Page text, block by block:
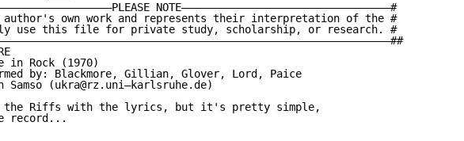
NOTE—————————————————————————————————#
own work and represents their interpretation of the #
use this file for private study, scholarship, or research. #
in Rock (1970)
by: Blackmore, Gillian, Glover, Lord, Paice
Samso (ukra@rz.uni—karlsruhe.de)
the Riffs with the lyrics, but it's pretty simple,
record...